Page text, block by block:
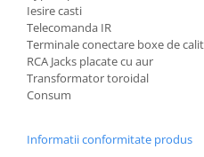
Iesire casti
Telecomanda IR
Terminale conectare boxe de
RCA Jacks placate cu aur
Transformator toroidal
Consum
Informatii conformitate produs